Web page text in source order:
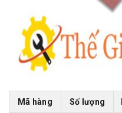
Mã hàng Số lượng